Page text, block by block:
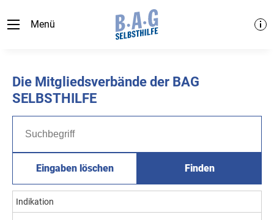
Menü
Die Mitgliedsverbände der BAG
SELBSTHILFE
Eingaben löschen Finden
Indikation